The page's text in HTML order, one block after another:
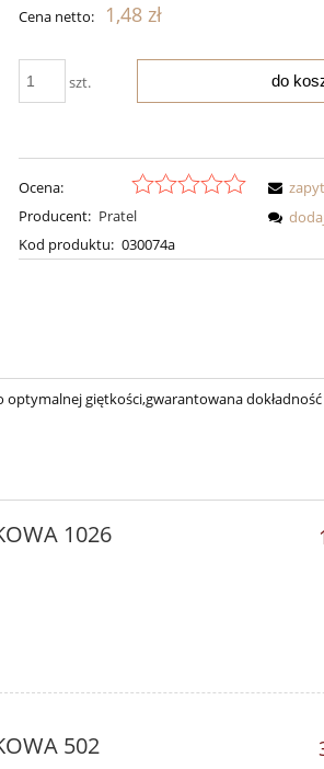
Cena netto: 1,48 zł
szt. do
Ocena:
Producent: Pratel
Kod produktu: 030074a
giętkości,gwarantowana
1026
502